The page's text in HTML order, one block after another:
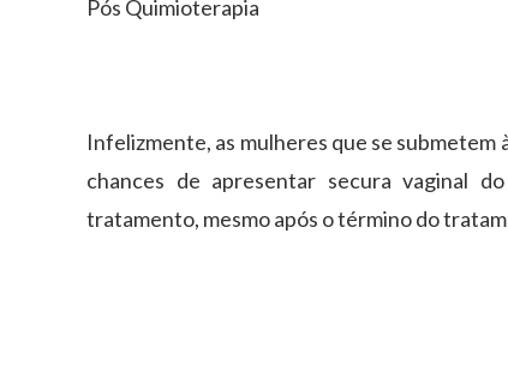
Pós Quimioterapia
Infelizmente, as mulheres que se
chances de apresentar secura vaginal
tratamento, mesmo após o término do